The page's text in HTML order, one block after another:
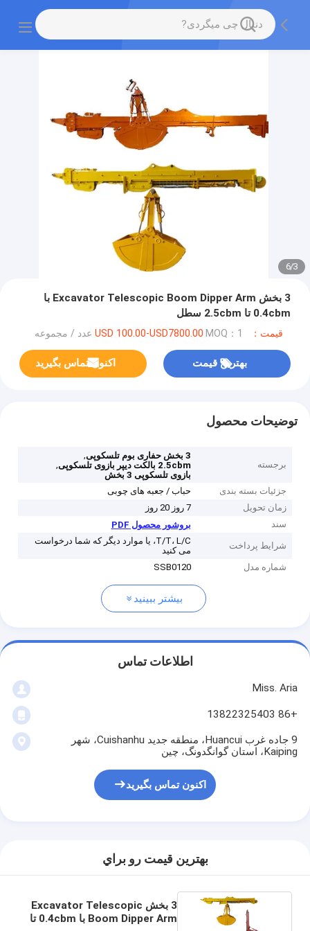
3
/
6
3 بخش Excavator Telescopic Boom Dipper Arm با
0.4cbm تا 2.5cbm سطل
قیمت：USD 100.00-USD7800.00 MOQ：1 عدد / مجموعه
بهترین قیمت اکنون تماس بگیرید
توضیحات محصول
برجسته
3 بخش حفاری بوم تلسکوپی
,
2.5cbm بالکت دیپر بازوی تلسکوپی
,
بازوی تلسکوپی 3 بخش
جزئیات بسته بندی
حباب / جعبه های چوبی
زمان تحویل
7 روز 20 روز
سند
بروشور محصول PDF
شرایط پرداخت
T/T، L/C، یا موارد دیگر که شما درخواست
می کنید
شماره مدل
SSB0120
بیشتر ببینید
اطلاعات تماس
Miss. Aria
+86 13822325403
9 جاده غرب Huancui، منطقه جدید Cuishanhu، شهر
Kaiping، استان گوانگدونگ، چین
اکنون تماس بگیرید
بهترين قيمت رو براي
3 بخش Excavator Telescopic
Boom Dipper Arm با 0.4cbm تا